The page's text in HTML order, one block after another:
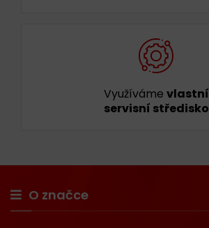
Využíváme vlastní
servisní středisko
O značce